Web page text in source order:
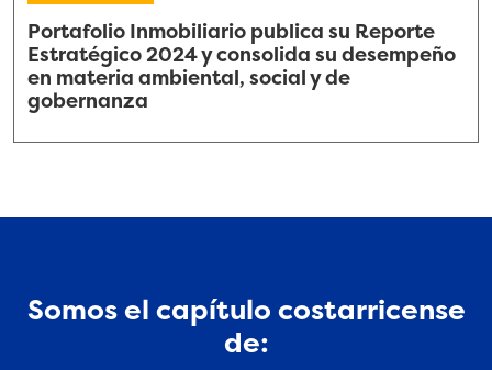
Portafolio Inmobiliario publica su Reporte
Estratégico 2024 y consolida su desempeño
en materia ambiental, social y de
gobernanza
Somos el capítulo costarricense
de: